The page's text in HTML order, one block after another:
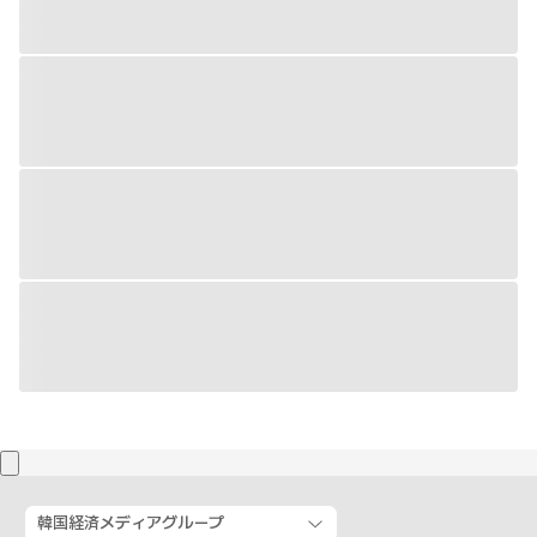
韓国経済メディアグループ